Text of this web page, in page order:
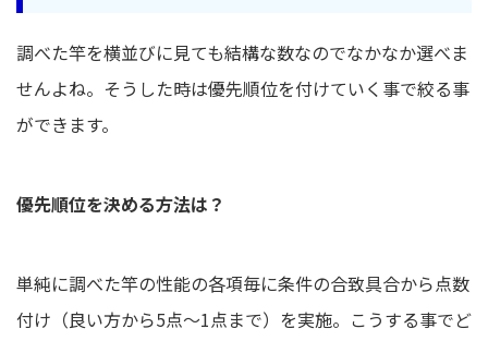
調べた竿を横並びに見ても結構な数なのでなかなか選べま
せんよね。そうした時は優先順位を付けていく事で絞る事
ができます。
優先順位を決める方法は？
単純に調べた竿の性能の各項毎に条件の合致具合から点数
付け（良い方から5点～1点まで）を実施。こうする事でど